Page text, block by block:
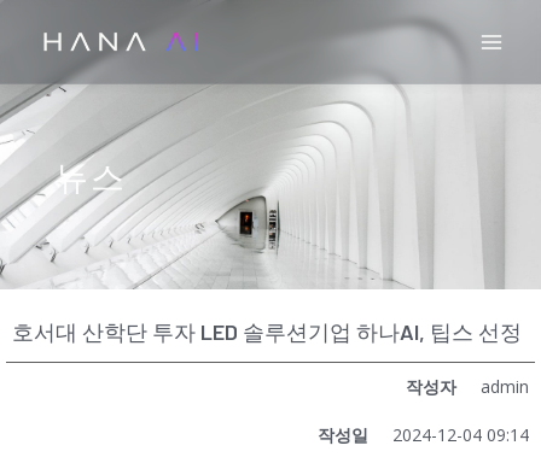
츠
로
건
뛰
뉴스
호서대 산학단 투자 LED 솔루션기업 하나AI, 팁스 선정
작성자 admin
작성일 2024-12-04 09:14